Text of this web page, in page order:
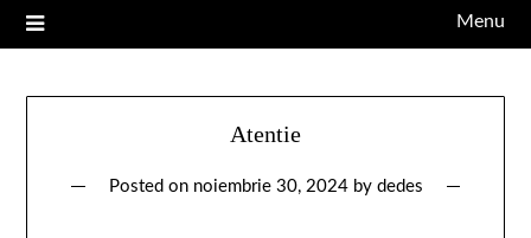
Menu
Atentie
Posted on noiembrie 30, 2024by dedes